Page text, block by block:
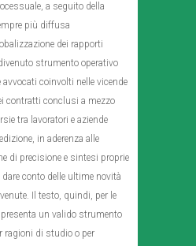
a seguito della
più diffusa
dei rapporti
strumento operativo
coinvolti nelle vicende
contratti conclusi a mezzo
tra lavoratori e aziende
in aderenza alle
di precisione e sintesi proprie
conto delle ultime novità
Il testo, quindi, per le
un valido strumento
ragioni di studio o per